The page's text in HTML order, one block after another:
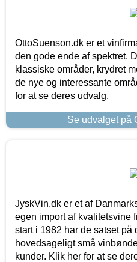
OttoSuenson.dk er et
den gode ende af spektret.
klassiske områder, krydret
de nye og interessante
for at se deres udvalg.
Se udvalget på
JyskVin.dk er et af
egen import af kvalitetsvine
start i 1982 har de satset på
hovedsageligt små
kunder. Klik her for at se